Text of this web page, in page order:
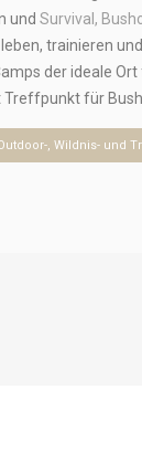
und Survival,
trainieren
der ideale
für
, Wildnis- und